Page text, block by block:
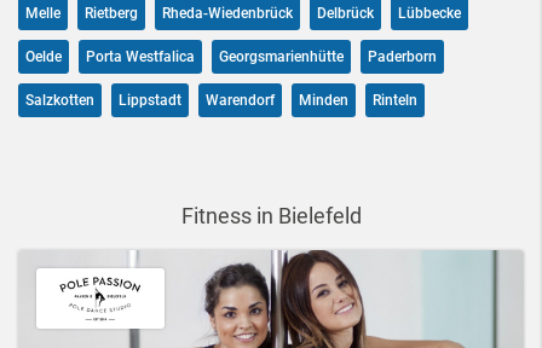
Melle Rietberg Rheda-Wiedenbrück Delbrück Lübbecke
Oelde Porta Westfalica Georgsmarienhütte Paderborn
Salzkotten Lippstadt Warendorf Minden Rinteln
Fitness in Bielefeld